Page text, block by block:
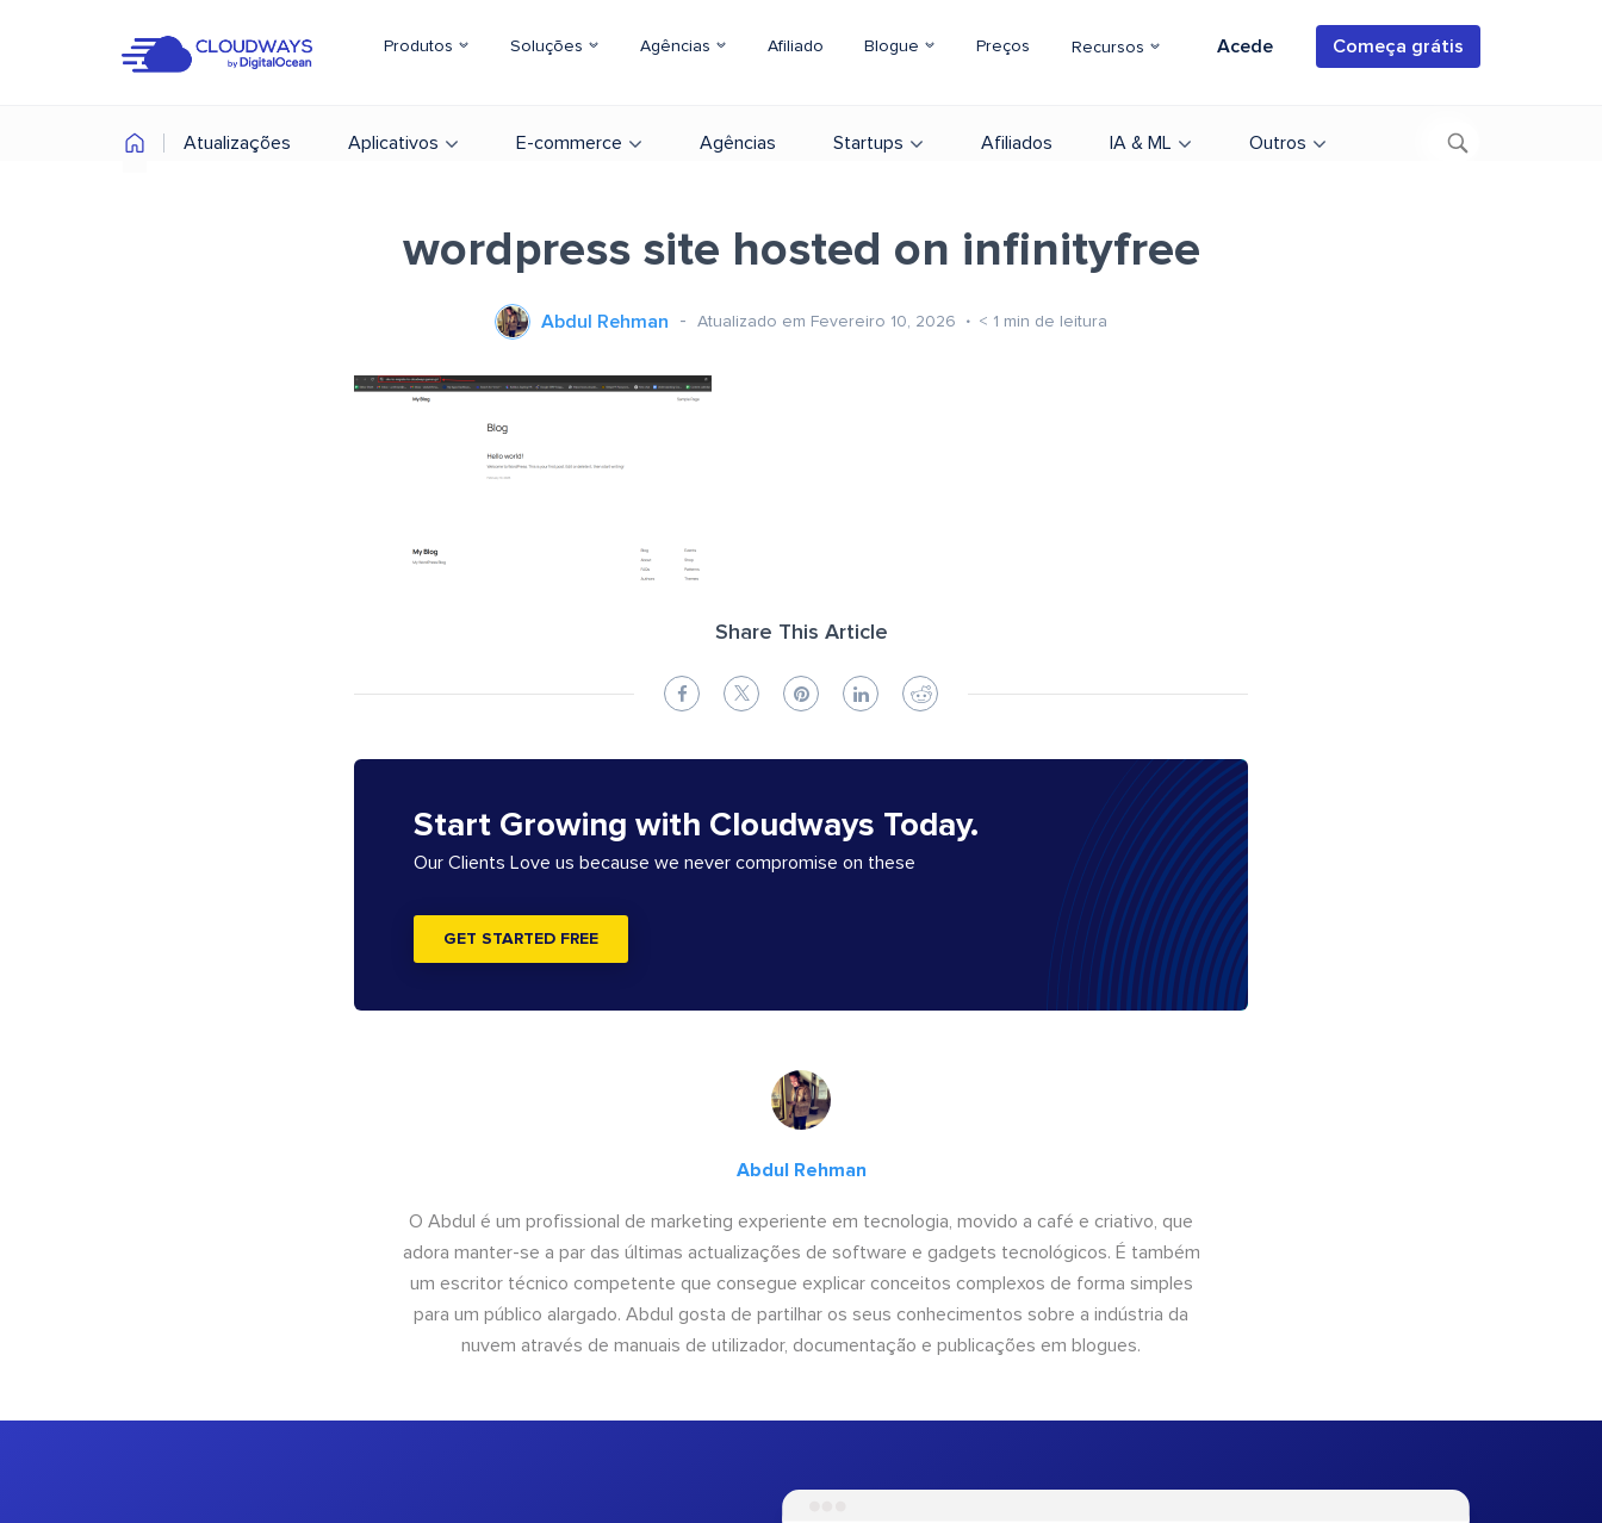
Produtos Soluções Agências Afiliado Blogue Preços Recursos Acede Começa grátis
Atualizações Aplicativos E-commerce Agências Startups Afiliados IA & ML Outros
wordpress site hosted on infinityfree
Abdul Rehman Atualizado em Fevereiro 10, 2026 < 1 min de leitura
Share This Article
Start Growing with Cloudways Today.
Our Clients Love us because we never compromise on these
GET STARTED FREE
Abdul Rehman
O Abdul é um profissional de marketing experiente em tecnologia, movido a café e criativo, que
adora manter-se a par das últimas actualizações de software e gadgets tecnológicos. É também
um escritor técnico competente que consegue explicar conceitos complexos de forma simples
para um público alargado. Abdul gosta de partilhar os seus conhecimentos sobre a indústria da
nuvem através de manuais de utilizador, documentação e publicações em blogues.